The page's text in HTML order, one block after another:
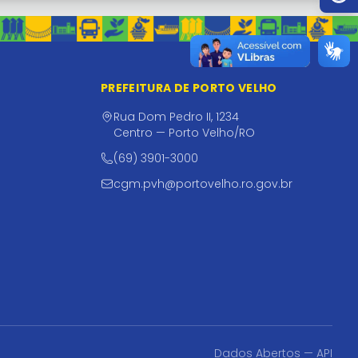
PREFEITURA DE PORTO VELHO
Rua Dom Pedro II, 1234
Centro — Porto Velho/RO
(69) 3901-3000
cgm.pvh@portovelho.ro.gov.br
Dados Abertos — API